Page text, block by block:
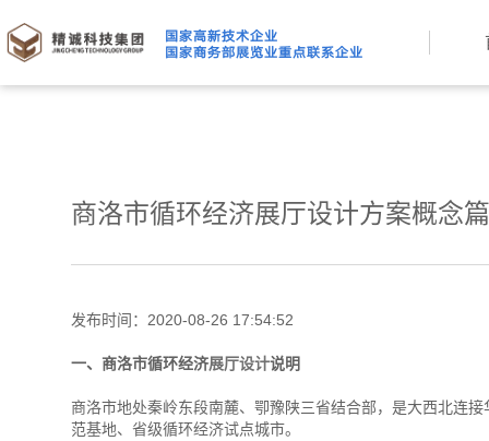
商洛市循环经济展厅设计方案概念篇
发布时间：2020-08-26 17:54:52
一、商洛市循环经济展厅设计说明
商洛市地处秦岭东段南麓、卾豫陕三省结合部，是大西北连
范基地、省级循环经济试点城市。